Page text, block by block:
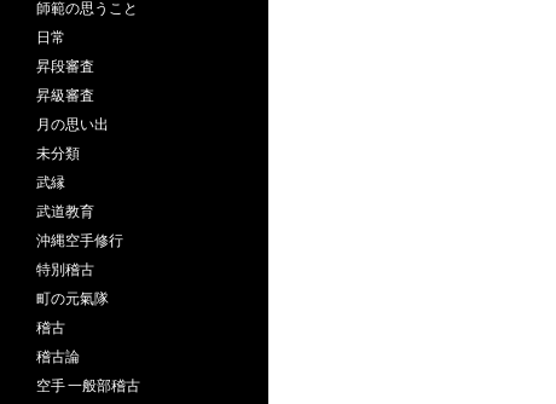
師範の思うこと
日常
昇段審査
昇級審査
月の思い出
未分類
武縁
武道教育
沖縄空手修行
特別稽古
町の元氣隊
稽古
稽古論
空手 一般部稽古